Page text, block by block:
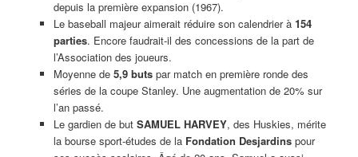
depuis la première expansion (1967).
Le baseball majeur aimerait réduire son calendrier à 154
parties. Encore faudrait-il des concessions de la part de
l’Association des joueurs.
Moyenne de 5,9 butspar match en première ronde des
séries de la coupe Stanley. Une augmentation de 20% sur
l’an passé.
Le gardien de but SAMUEL HARVEY, des Huskies, mérite
la bourse sport-études de la Fondation Desjardinspour